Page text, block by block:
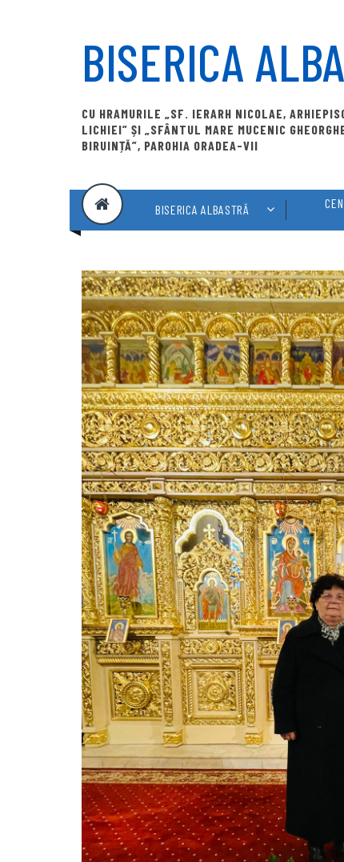
BISERICA
CU HRAMURILE „SF. IERARH NICOLAE,
LICHIEI” ȘI „SFÂNTUL MARE MUCENIC
BIRUINȚĂ”, PAROHIA ORADEA-VII
BISERICA ALBASTRĂ